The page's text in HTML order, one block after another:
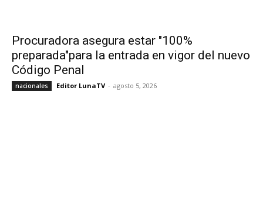
Procuradora asegura estar "100%
preparada"para la entrada en vigor del nuevo
Código Penal
nacionales Editor LunaTV - agosto 5, 2026